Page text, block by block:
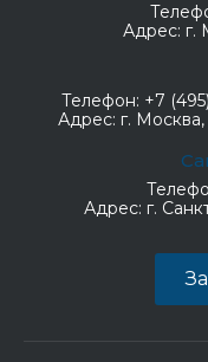
Адрес: г.
Телефон: +7
Адрес: г.
Адрес: г.